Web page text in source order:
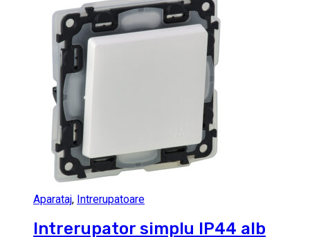
Aparataj, Intrerupatoare
Intrerupator simplu IP44 alb